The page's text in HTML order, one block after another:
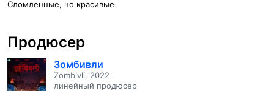
Сломленные, но красивые
Продюсер
Зомбивли
Zombivli, 2022
линейный продюсер